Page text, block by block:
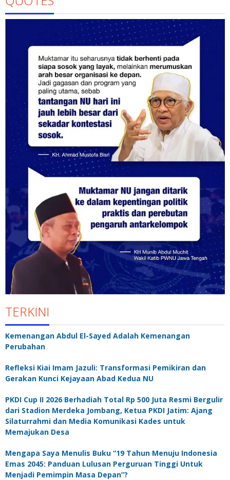
TERKINI
Kemenangan Abdul El-Sayed Adalah Kemenangan
Perubahan
Refleksi Kiai Imam Jazuli: Transformasi Pemikiran dan
Gerakan Kunci Kejayaan Abad Kedua NU
PKDI Cup II 2026 Berhadiah Total Rp 500 Juta Resmi Bergulir
dari Stadion Merdeka Jombang, Ketua PKDI Jatim: Ajang
Silaturrahmi dan Media Komunikasi Kades untuk
Memajukan Desa
Mengapa Saya Menulis Buku “19 Tahun Menuju Indonesia
Emas 2045: Panduan Lulusan Perguruan Tinggi Untuk
Menjadi Pemimpin Masa Depan”?